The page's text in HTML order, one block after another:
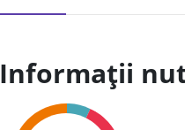
Informații